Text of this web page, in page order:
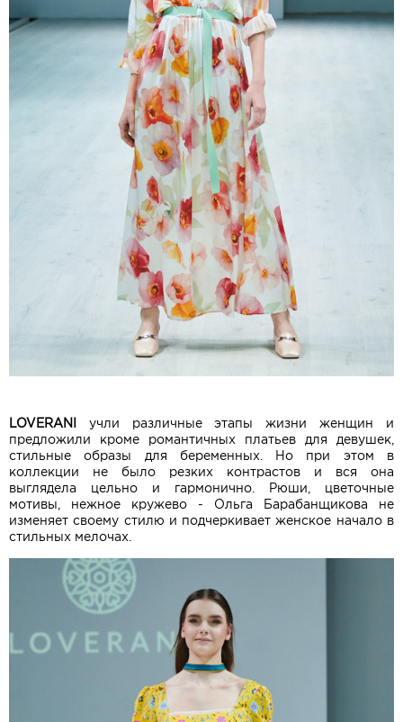
LOVERANI
учли различные этапы жизни женщин и
предложили кроме романтичных платьев для девушек,
стильные образы для беременных. Но при этом в
коллекции не было резких контрастов и вся она
выглядела цельно и гармонично. Рюши, цветочные
мотивы, нежное кружево - Ольга Барабанщикова не
изменяет своему стилю и подчеркивает женское начало в
стильных мелочах.